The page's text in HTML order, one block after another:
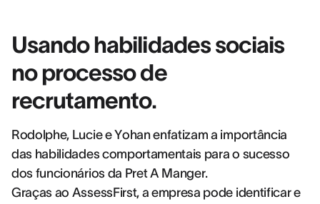
Usando habilidades sociais
no processo de
recrutamento.
Rodolphe, Lucie e Yohan enfatizam a importância
das habilidades comportamentais para o sucesso
dos funcionários da Pret A Manger.
Graças ao AssessFirst, a empresa pode identificar e